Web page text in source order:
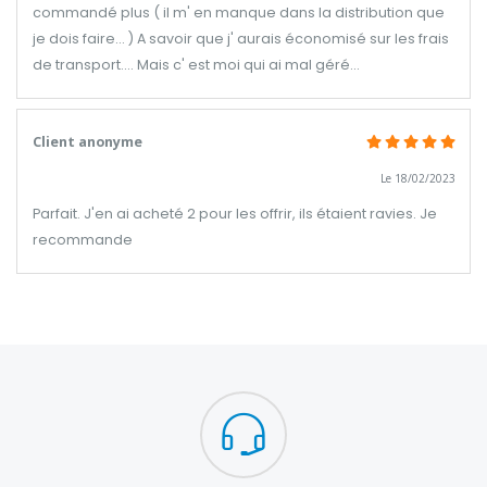
commandé plus ( il m' en manque dans la distribution que
je dois faire... ) A savoir que j' aurais économisé sur les frais
de transport.... Mais c' est moi qui ai mal géré...
Client anonyme
Le 18/02/2023
Parfait. J'en ai acheté 2 pour les offrir, ils étaient ravies. Je
recommande